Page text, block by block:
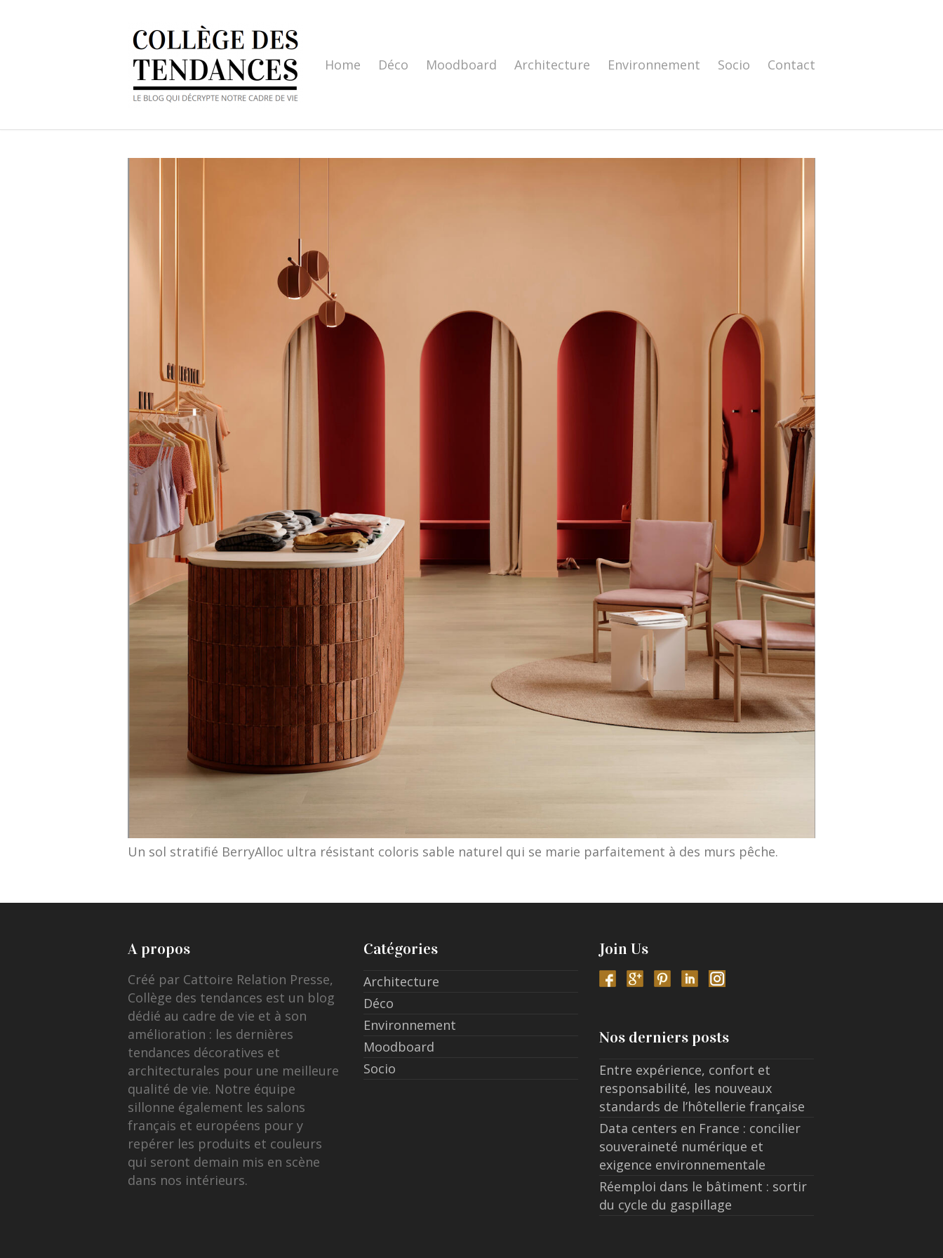
Home Déco Moodboard Architecture Environnement Socio Contact
Un sol stratifié BerryAlloc ultra résistant coloris sable naturel qui se marie parfaitement à des murs pêche.
A propos
Créé par Cattoire Relation Presse,
Collège des tendances est un blog
dédié au cadre de vie et à son
amélioration : les dernières
tendances décoratives et
architecturales pour une meilleure
qualité de vie. Notre équipe
sillonne également les salons
français et européens pour y
repérer les produits et couleurs
qui seront demain mis en scène
dans nos intérieurs.
Catégories
Architecture
Déco
Environnement
Moodboard
Socio
Join Us
Nos derniers posts
Entre expérience, confort et
responsabilité, les nouveaux
standards de l’hôtellerie française
Data centers en France : concilier
souveraineté numérique et
exigence environnementale
Réemploi dans le bâtiment : sortir
du cycle du gaspillage